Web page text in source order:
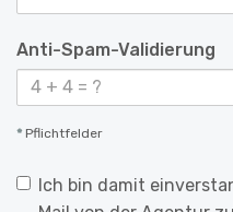
Anti-Spam-Validierung
* Pflichtfelder
Ich bin damit